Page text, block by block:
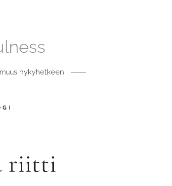
nykyhetkeen
riitti